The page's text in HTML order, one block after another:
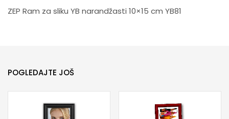
ZEP Ram za sliku YB narandžasti 10×15 cm YB81
POGLEDAJTE JOŠ